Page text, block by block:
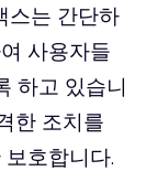
스는 간단하
사용자들
하고 있습니
한 조치를
호합니다.